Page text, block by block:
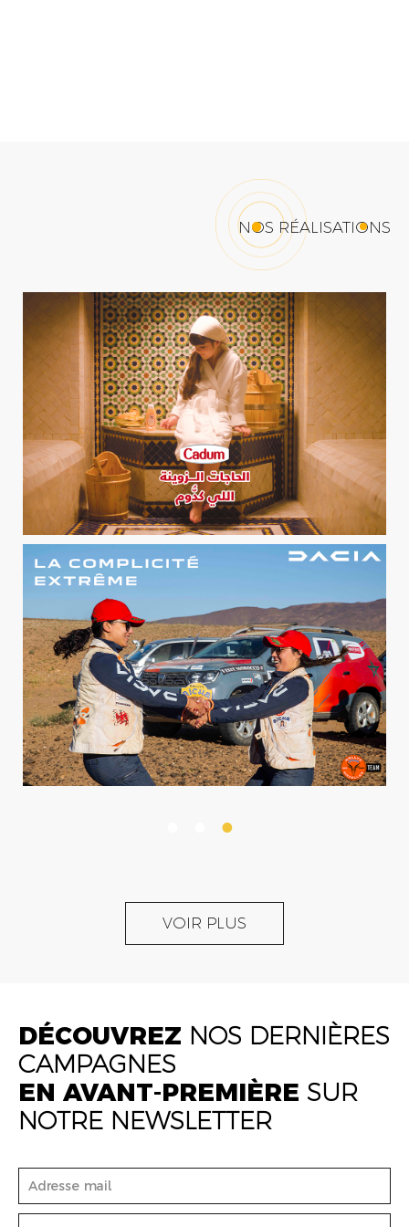
NOS RÉALISATIONS
VOIR PLUS
DÉCOUVREZ NOS DERNIÈRES
CAMPAGNES
EN AVANT-PREMIÈRE SUR
NOTRE NEWSLETTER